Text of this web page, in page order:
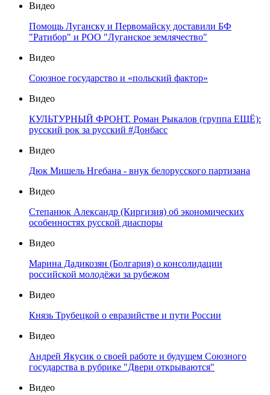
Видео
Помощь Луганску и Первомайску доставили БФ
"Ратибор" и РОО "Луганское землячество"
Видео
Союзное государство и «польский фактор»
Видео
КУЛЬТУРНЫЙ ФРОНТ. Роман Рыкалов (группа ЕЩЁ):
русский рок за русский #Донбасс
Видео
Дюк Мишель Нгебана - внук белорусского партизана
Видео
Степанюк Александр (Киргизия) об экономических
особенностях русской диаспоры
Видео
Марина Дадикозян (Болгария) о консолидации
российской молодёжи за рубежом
Видео
Князь Трубецкой о евразийстве и пути России
Видео
Андрей Якусик о своей работе и будущем Союзного
государства в рубрике "Двери открываются"
Видео